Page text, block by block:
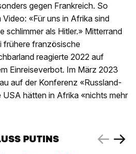
gegen Frankreich. So
«Für uns in Afrika sind
schlimmer als Hitler.» Mitterrand
frühere französische
reagierte 2022 auf
Einreiseverbot. Im März 2023
auf der Konferenz «Russland-
USA hätten in Afrika «nichts mehr
PUTINS